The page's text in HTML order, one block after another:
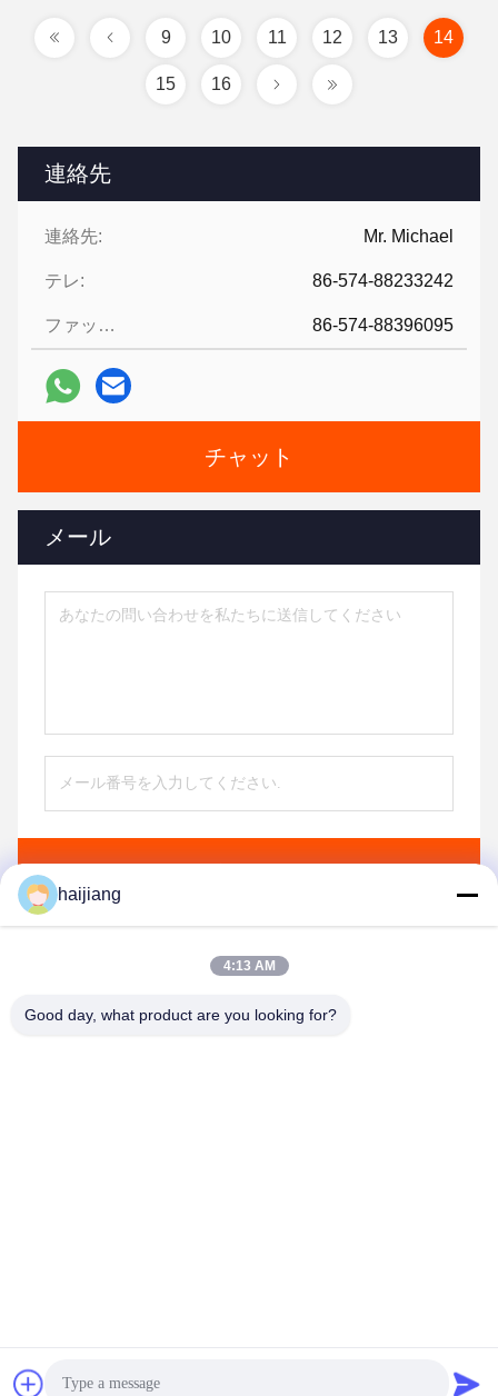
連絡先
連絡先: Mr. Michael
テレ: 86-574-88233242
ファックス: 86-574-88396095
チャット
メール
9 10 11 12 13 14
15 16
Ningbo haijiang machinery manufacturing co.,Ltd すべての権
haijiang
4:13 AM
Good day, what product are you looking for?